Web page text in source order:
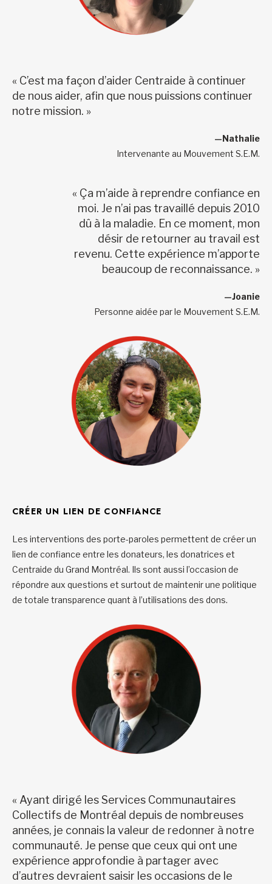
« C’est ma façon d’aider Centraide à continuer
de nous aider, afin que nous puissions continuer
notre mission. »
—Nathalie
Intervenante au Mouvement S.E.M.
« Ça m’aide à reprendre confiance en
moi. Je n’ai pas travaillé depuis 2010
dû à la maladie. En ce moment, mon
désir de retourner au travail est
revenu. Cette expérience m’apporte
beaucoup de reconnaissance. »
—Joanie
Personne aidée par le Mouvement S.E.M.
CRÉER UN LIEN DE CONFIANCE
Les interventions des porte-paroles permettent de créer un
lien de confiance entre les donateurs, les donatrices et
Centraide du Grand Montréal. Ils sont aussi l’occasion de
répondre aux questions et surtout de maintenir une politique
de totale transparence quant à l’utilisations des dons.
« Ayant dirigé les Services Communautaires
Collectifs de Montréal depuis de nombreuses
années, je connais la valeur de redonner à notre
communauté. Je pense que ceux qui ont une
expérience approfondie à partager avec
d’autres devraient saisir les occasions de le